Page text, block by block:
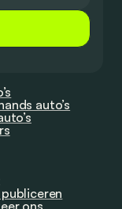
auto’s
ons